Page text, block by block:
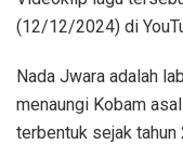
(12/12/2024) di
Nada Jwara adalah
menaungi Kobam
terbentuk sejak